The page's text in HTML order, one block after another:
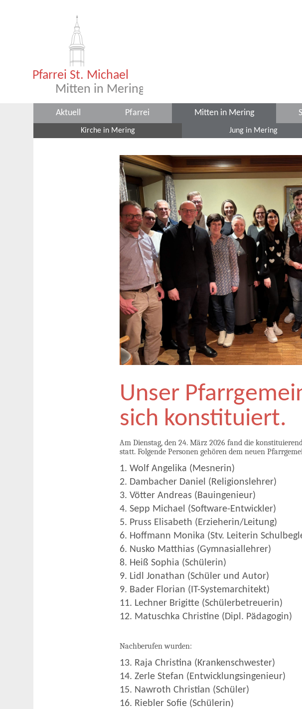
Aktuell Pfarrei Mitten in Mering
Kirche in Mering Jung in Mering
Unser
sich konstituiert.
Am Dienstag, den 24. März 2026 fand die
statt. Folgende Personen gehören dem neuen
1. Wolf Angelika (Mesnerin)
2. Dambacher Daniel (Religionslehrer)
3. Vötter Andreas (Bauingenieur)
4. Sepp Michael (Software-Entwickler)
5. Pruss Elisabeth (Erzieherin/Leitung)
6. Hoffmann Monika (Stv. Leiterin
6. Nusko Matthias (Gymnasiallehrer)
8. Heiß Sophia (Schülerin)
9. Lidl Jonathan (Schüler und Autor)
9. Bader Florian (IT-Systemarchitekt)
11. Lechner Brigitte (Schülerbetreuerin)
12. Matuschka Christine (Dipl. Pädagogin)
Nachberufen wurden:
13. Raja Christina (Krankenschwester)
14. Zerle Stefan (Entwicklungsingenieur)
15. Nawroth Christian (Schüler)
16. Riebler Sofie (Schülerin)